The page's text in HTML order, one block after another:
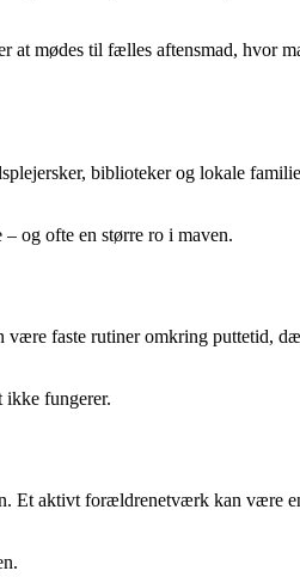
mødes til fælles aftensmad, hvor
biblioteker og lokale
og ofte en større ro i maven.
være faste rutiner omkring puttetid,
ikke fungerer.
Et aktivt forældrenetværk kan være